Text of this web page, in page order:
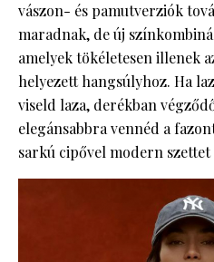
vászon- és pamutverziók
maradnak, de új
amelyek tökéletesen illenek
helyezett hangsúlyhoz. Ha
viseld laza, derékban
elegánsabbra vennéd a
sarkú cipővel modern szettet